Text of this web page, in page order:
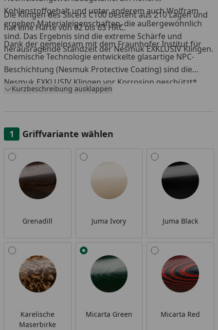
Kohlenstoffgehalt und unter anderem auch Wolfram
ergeben Materialeigenschaften, die außergewöhnlich
sind. Das Ergebnis sind die extreme Schärfe und
herausragende Standzeit der Nesmuk EXKLUSIV Klingen.
Die Klingen des Slicers C100 besteht aus 210 Lagen und
hat eine Härte von 62 bis 63 HRC.
Dank der gemeinsam mit dem Fraunhofer Institut für
Chemische Technologie entwickelte glasartige NPC-
Beschichtung (Nesmuk Protective Coating) sind die
Nesmuk EXKLUSIV Klingen vor Korrosion geschützt*.
Kurzbeschreibung ausklappen
Griffvariante wählen
Alle anzeigen (10)
Grenadill Juma Ivory Juma Black
Karelische
Maserbirke
Micarta Green Micarta Red